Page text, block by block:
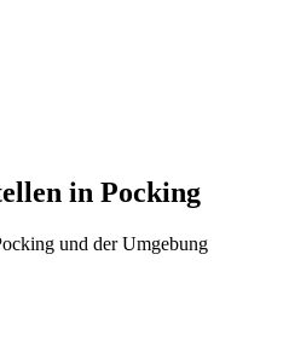
in Pocking
und der Umgebung